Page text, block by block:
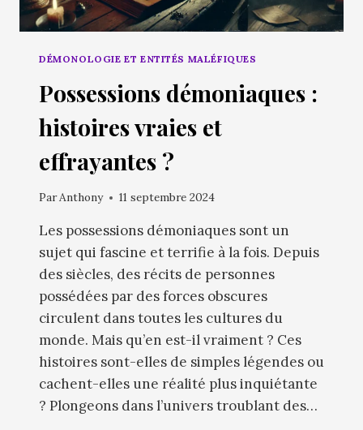
DÉMONOLOGIE ET ENTITÉS MALÉFIQUES
Possessions démoniaques :
histoires vraies et
effrayantes ?
ParAnthony 11 septembre 2024
Les possessions démoniaques sont un
sujet qui fascine et terrifie à la fois. Depuis
des siècles, des récits de personnes
possédées par des forces obscures
circulent dans toutes les cultures du
monde. Mais qu’en est-il vraiment ? Ces
histoires sont-elles de simples légendes ou
cachent-elles une réalité plus inquiétante
? Plongeons dans l’univers troublant des…